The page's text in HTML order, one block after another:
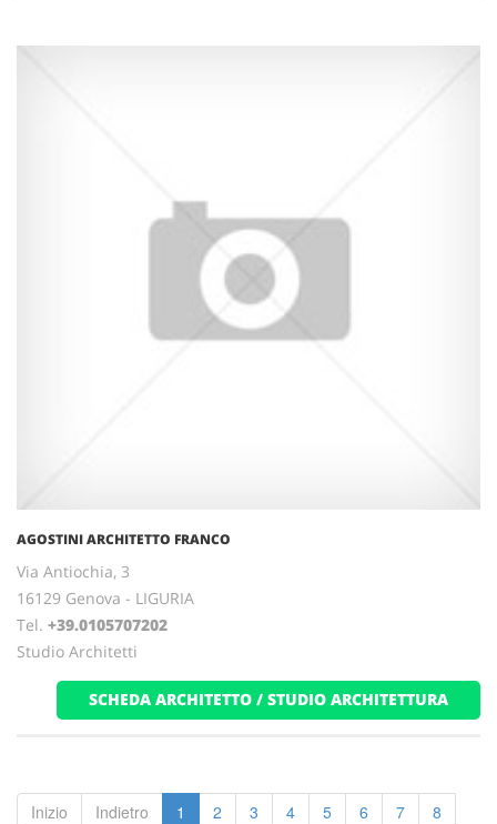
AGOSTINI ARCHITETTO FRANCO
Via Antiochia, 3
16129 Genova - LIGURIA
Tel. +39.0105707202
Studio Architetti
SCHEDA ARCHITETTO / STUDIO ARCHITETTURA
Inizio Indietro 1 2 3 4 5 6 7
8